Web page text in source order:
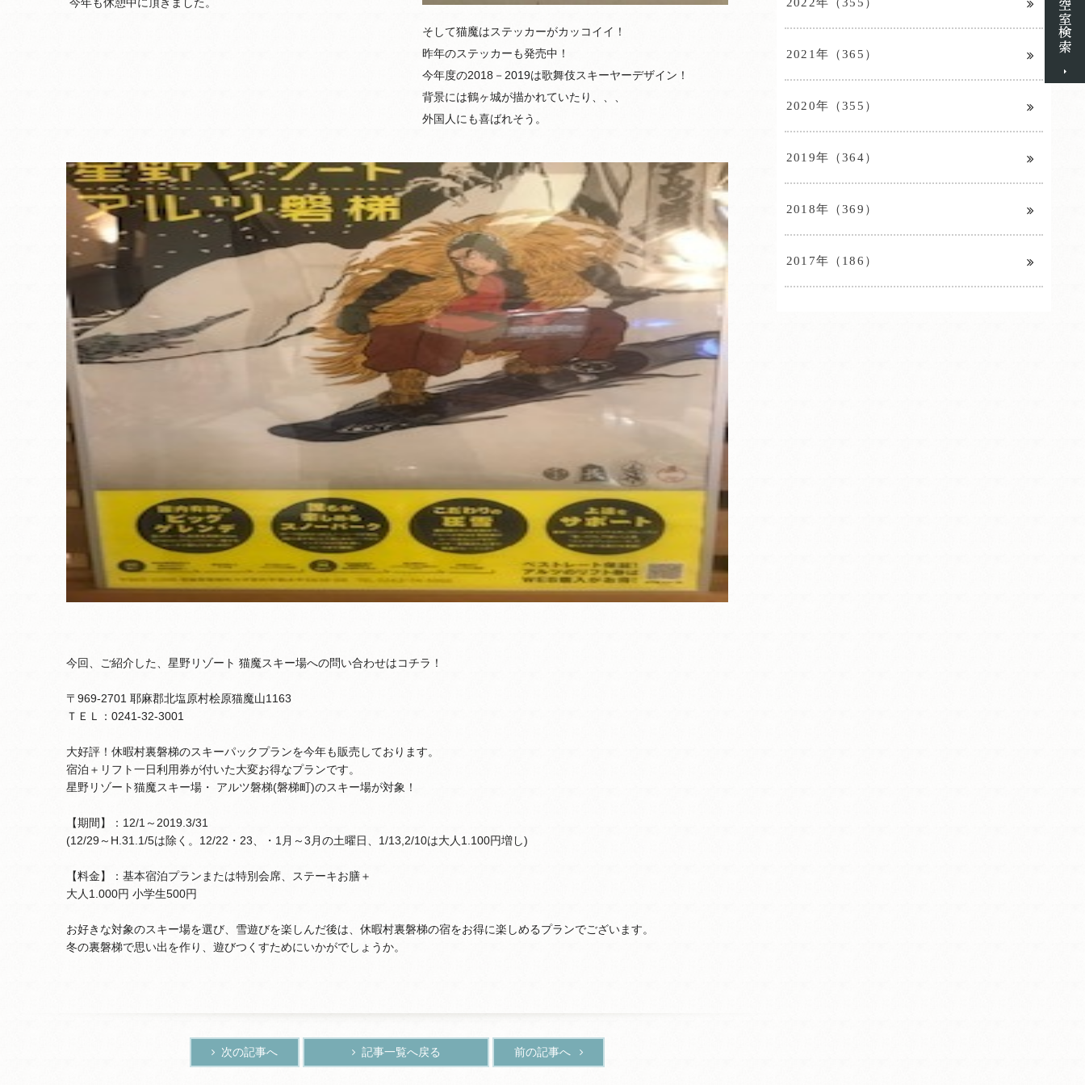
今年も休憩中に頂きました。
そして猫魔はステッカーがカッコイイ！
昨年のステッカーも発売中！
今年度の2018－2019は歌舞伎スキーヤーデザイン！
背景には鶴ヶ城が描かれていたり、、、
外国人にも喜ばれそう。
今回、ご紹介した、星野リゾート 猫魔スキー場への問い合わせはコチラ！
〒969-2701 耶麻郡北塩原村桧原猫魔山1163
ＴＥＬ：0241-32-3001
大好評！休暇村裏磐梯のスキーパックプランを今年も販売しております。
宿泊＋リフト一日利用券が付いた大変お得なプランです。
星野リゾート猫魔スキー場・ アルツ磐梯(磐梯町)のスキー場が対象！
【期間】：12/1～2019.3/31
(12/29～H.31.1/5は除く。12/22・23、・1月～3月の土曜日、1/13,2/10は大人1.100円増し)
【料金】：基本宿泊プランまたは特別会席、ステーキお膳＋
大人1.000円 小学生500円
お好きな対象のスキー場を選び、雪遊びを楽しんだ後は、休暇村裏磐梯の宿をお得に楽しめるプランでございます。
冬の裏磐梯で思い出を作り、遊びつくすためにいかがでしょうか。
次の記事へ 記事一覧へ戻る 前の記事へ
2021年（365）
2020年（355）
2019年（364）
2018年（369）
2017年（186）